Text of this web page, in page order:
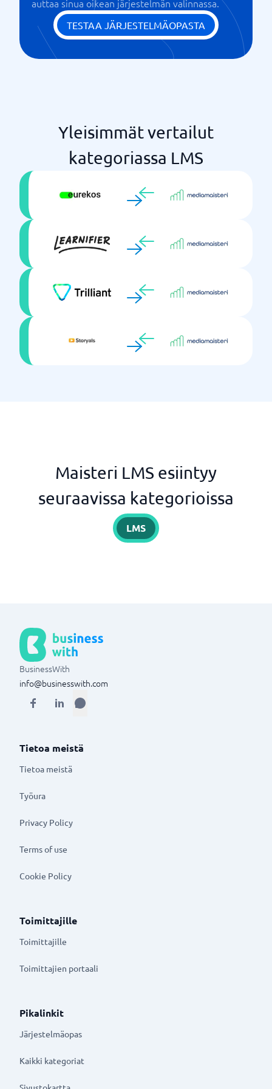
Pelillistäminen / Gamification
Preboarding
Raportointi
SCORM-yhteensopiva
Tekijätyökalut
Testaus ja arviointi
Tilastot ja dashboardit
Virtuaaliset luokkahuoneet
Yksilölliset kehityssuunnitelmat
auttaa sinua oikean järjestelmän valinnassa.
TESTAA JÄRJESTELMÄOPASTA
Yleisimmät vertailut
kategoriassa LMS
Maisteri LMS esiintyy
seuraavissa kategorioissa
LMS
BusinessWith
info@businesswith.com
Tietoa meistä
Tietoa meistä
Työura
Privacy Policy
Terms of use
Cookie Policy
Toimittajille
Toimittajille
Toimittajien portaali
Pikalinkit
Järjestelmäopas
Kaikki kategoriat